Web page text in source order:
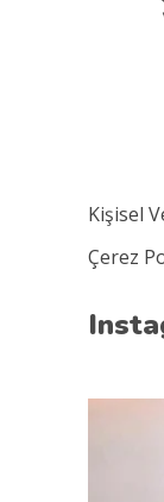
Kişisel
Çerez